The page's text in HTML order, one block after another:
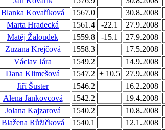
Blanka Kovaříková 1567.0 30.8.2008
Marta Hradecká 1561.4 -22.1 27.9.2008
Matěj Žaloudek 1559.8 -15.1 27.9.2008
Zuzana Krejčová 1558.3 17.5.2008
Václav Jára 1549.2 14.9.2008
Dana Klimešová 1547.2 + 10.5 27.9.2008
Jiří Šuster 1546.2 16.2.2008
Alena Jankovcová 1542.2 19.4.2008
Jolana Kajzarová 1540.2 10.8.2008
Blažena Růžičková 1540.1 12.1.2008